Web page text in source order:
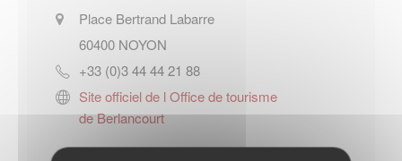
Place Bertrand Labarre
60400 NOYON
+33 (0)3 44 44 21 88
Site officiel de l Office de tourisme
de Berlancourt